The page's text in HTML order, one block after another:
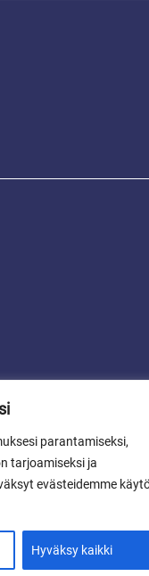
parantamiseksi,
tarjoamiseksi ja
evästeidemme
Hyväksy kaikki